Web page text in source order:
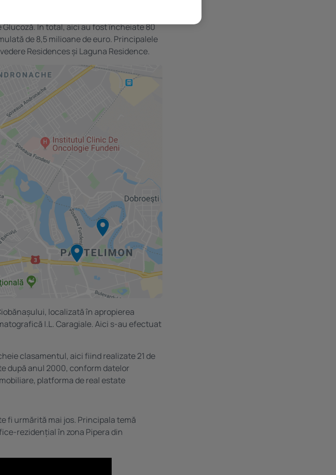
În total, aici au fost încheiate 80
de 8,5 milioane de euro. Principalele
Residences și Laguna Residence.
localizată în apropierea
I.L. Caragiale. Aici s-au efectuat
clasamentul, aici fiind realizate 21 de
după anul 2000, conform datelor
platforma de real estate
fi urmărită mai jos. Principala temă
rezidențial în zona Pipera din